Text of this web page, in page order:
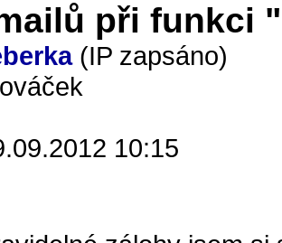
při funkci
(IP zapsáno)
10:15